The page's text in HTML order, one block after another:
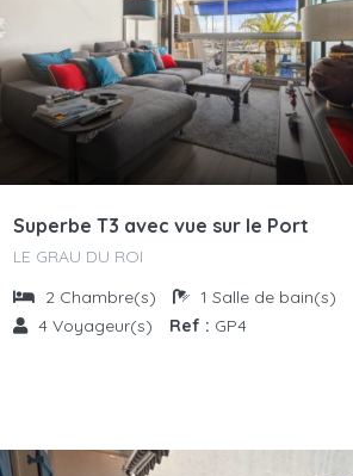
Superbe T3 avec vue sur le Port
LE GRAU DU ROI
2 Chambre(s) 1 Salle de bain(s)
4 Voyageur(s) Ref : GP4